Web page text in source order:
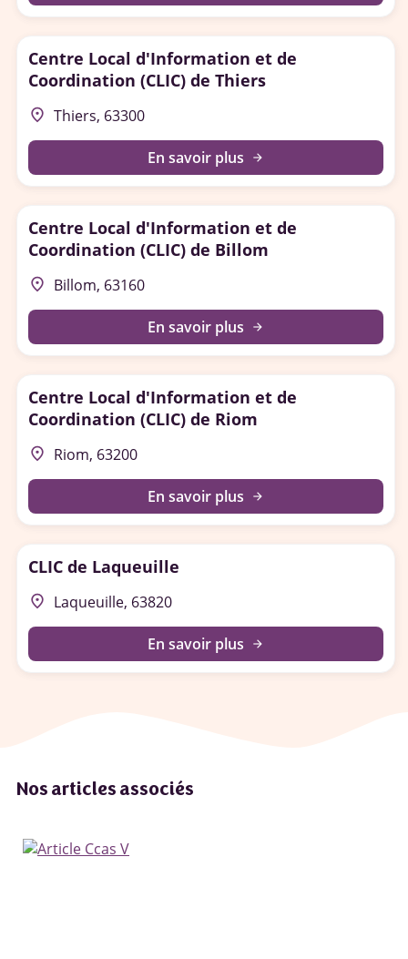
Centre Local d'Information et de
Coordination (CLIC) de Thiers
place Thiers, 63300
En savoir plus arrow_forward
Centre Local d'Information et de
Coordination (CLIC) de Billom
place Billom, 63160
En savoir plus arrow_forward
Centre Local d'Information et de
Coordination (CLIC) de Riom
place Riom, 63200
En savoir plus arrow_forward
CLIC de Laqueuille
place Laqueuille, 63820
En savoir plus arrow_forward
Nos articles associés